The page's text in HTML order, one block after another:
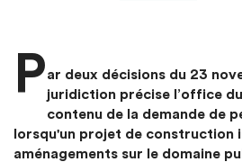
Par deux décisions du 23
juridiction précise l’office
contenu de la demande de
lorsqu'un projet de construction
aménagements sur le domaine